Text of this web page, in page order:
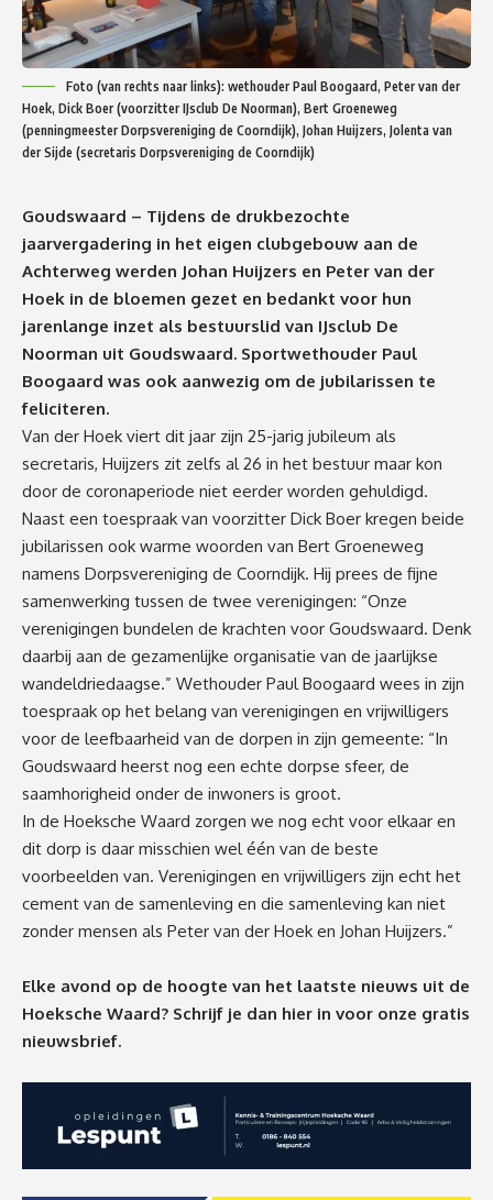
Foto (van rechts naar links): wethouder Paul Boogaard, Peter van der
Hoek, Dick Boer (voorzitter IJsclub De Noorman), Bert Groeneweg
(penningmeester Dorpsvereniging de Coorndijk), Johan Huijzers, Jolenta van
der Sijde (secretaris Dorpsvereniging de Coorndijk)
Goudswaard – Tijdens de drukbezochte
jaarvergadering in het eigen clubgebouw aan de
Achterweg werden Johan Huijzers en Peter van der
Hoek in de bloemen gezet en bedankt voor hun
jarenlange inzet als bestuurslid van IJsclub De
Noorman uit Goudswaard. Sportwethouder Paul
Boogaard was ook aanwezig om de jubilarissen te
feliciteren.
Van der Hoek viert dit jaar zijn 25-jarig jubileum als
secretaris, Huijzers zit zelfs al 26 in het bestuur maar kon
door de coronaperiode niet eerder worden gehuldigd.
Naast een toespraak van voorzitter Dick Boer kregen beide
jubilarissen ook warme woorden van Bert Groeneweg
namens Dorpsvereniging de Coorndijk. Hij prees de fijne
samenwerking tussen de twee verenigingen: “Onze
verenigingen bundelen de krachten voor Goudswaard. Denk
daarbij aan de gezamenlijke organisatie van de jaarlijkse
wandeldriedaagse.” Wethouder Paul Boogaard wees in zijn
toespraak op het belang van verenigingen en vrijwilligers
voor de leefbaarheid van de dorpen in zijn gemeente: “In
Goudswaard heerst nog een echte dorpse sfeer, de
saamhorigheid onder de inwoners is groot.
In de Hoeksche Waard zorgen we nog echt voor elkaar en
dit dorp is daar misschien wel één van de beste
voorbeelden van. Verenigingen en vrijwilligers zijn echt het
cement van de samenleving en die samenleving kan niet
zonder mensen als Peter van der Hoek en Johan Huijzers.”
Elke avond op de hoogte van het laatste nieuws uit de
Hoeksche Waard? Schrijf je dan hier in voor onze gratis
nieuwsbrief.